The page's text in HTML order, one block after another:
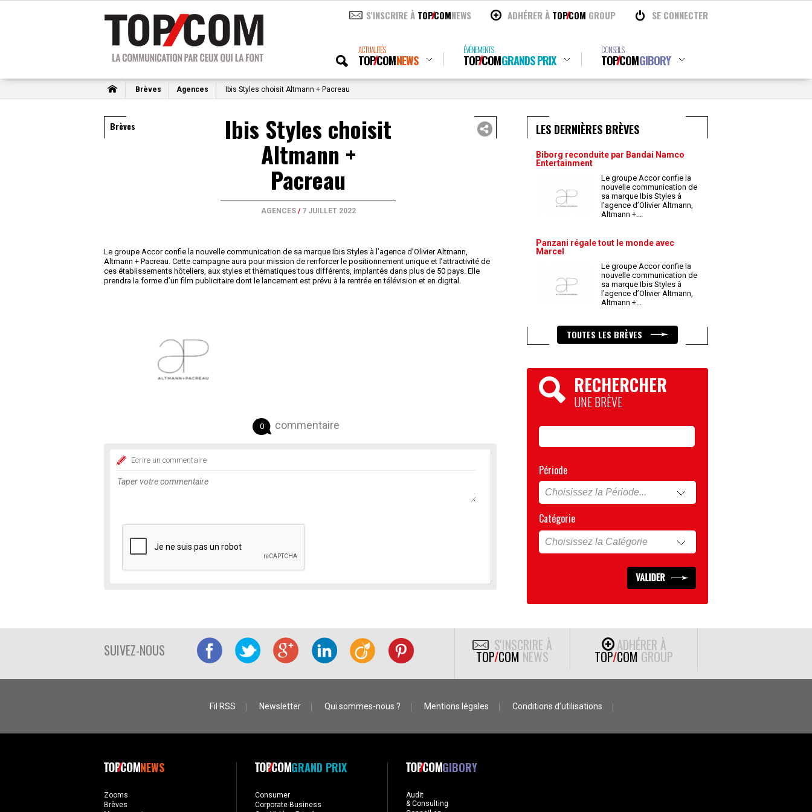
S'INSCRIRE À TOPCOMNEWS ADHÉRER À TOPCOM GROUP SE CONNECTER
ACTUALITÉS
TOPCOMNEWS
ÉVÉNEMENTS
TOPCOMGRANDS PRIX
CONSEILS
TOPCOMGIBORY
Brèves Agences Ibis Styles choisit Altmann + Pacreau
Brèves Ibis Styles choisit
Altmann +
Pacreau
AGENCES/ 7 JUILLET 2022
Le groupe Accor confie la nouvelle communication de sa marque Ibis Styles à l’agence d’Olivier Altmann,
Altmann + Pacreau. Cette campagne aura pour mission de renforcer le positionnement unique et l’attractivité de
ces établissements hôteliers, aux styles et thématiques tous différents, implantés dans plus de 50 pays. Elle
prendra la forme d’un film publicitaire dont le lancement est prévu à la rentrée en télévision et en digital.
0 commentaire
Ecrire un commentaire
LES DERNIÈRES BRÈVES
Biborg reconduite par Bandai Namco
Entertainment
Le groupe Accor confie la
nouvelle communication de
sa marque Ibis Styles à
l’agence d’Olivier Altmann,
Altmann +...
Panzani régale tout le monde avec
Marcel
Le groupe Accor confie la
nouvelle communication de
sa marque Ibis Styles à
l’agence d’Olivier Altmann,
Altmann +...
TOUTES LES BRÈVES
RECHERCHER
UNE BRÈVE
Période
Catégorie
SUIVEZ-NOUS S'INSCRIRE À
TOP/COM NEWS
ADHÉRER À
TOP/COM GROUP
Fil RSS Newsletter Qui sommes-nous ? Mentions légales Conditions d’utilisations
NEWS
Zooms
Brèves
GRAND PRIX
Consumer
Corporate Business
GIBORY
Audit
& Consulting